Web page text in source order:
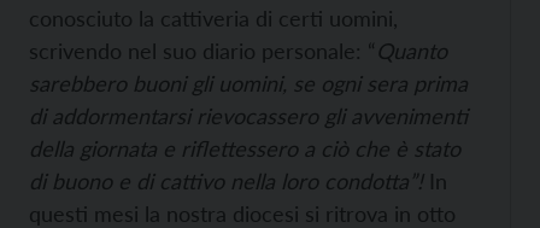
conosciuto la cattiveria di certi uomini,
scrivendo nel suo diario personale: “ Quanto
sarebbero buoni gli uomini, se ogni sera prima
di addormentarsi rievocassero gli avvenimenti
della giornata e riflettessero a ciò che è stato
di buono e di cattivo nella loro condotta”! In
questi mesi la nostra diocesi si ritrova in otto